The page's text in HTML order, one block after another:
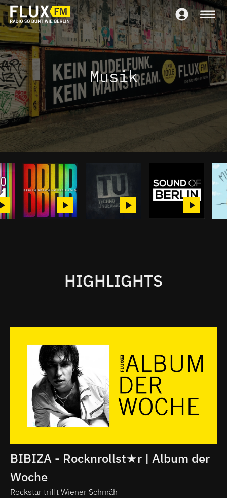
Musik
HIGHLIGHTS
BIBIZA - Rocknrollst★r | Album der
Woche
Rockstar trifft Wiener Schmäh
BIBIZA - Rocknrollst★r | Album der
Woche
Rockstar trifft Wiener Schmäh